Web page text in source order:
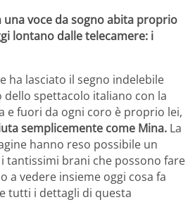
una voce da sogno abita proprio
lontano dalle telecamere: i
ha lasciato il segno indelebile
dello spettacolo italiano con la
e fuori da ogni coro è proprio lei,
semplicemente come Mina. La
hanno reso possibile un
tantissimi brani che possono fare
a vedere insieme oggi cosa fa
tutti i dettagli di questa